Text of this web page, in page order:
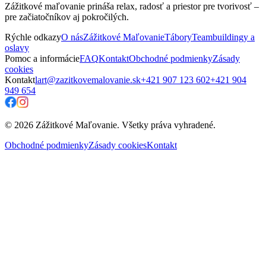
Zážitkové maľovanie prináša relax, radosť a priestor pre tvorivosť –
pre začiatočníkov aj pokročilých.
Rýchle odkazyO násZážitkové MaľovanieTáboryTeambuildingy a
oslavy
Pomoc a informácieFAQKontaktObchodné podmienkyZásady
cookies
Kontaktlart@zazitkovemalovanie.sk+421 907 123 602+421 904
949 654
© 2026 Zážitkové Maľovanie. Všetky práva vyhradené.
Obchodné podmienkyZásady cookiesKontakt